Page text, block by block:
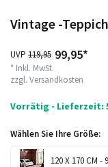
Vintage -
UVP 119,95 99,95*
* Inkl. MwSt.
zzgl. Versandkosten
Vorrätig - Lieferzeit:
Wählen Sie Ihre Größe:
120 X 170 CM -